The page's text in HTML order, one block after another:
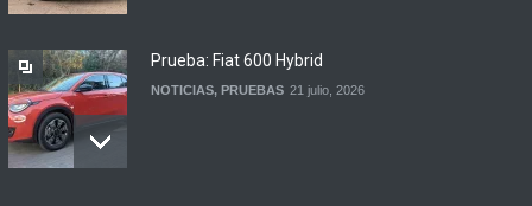
Prueba: Fiat 600 Hybrid
NOTICIAS, PRUEBAS 21 julio, 2026